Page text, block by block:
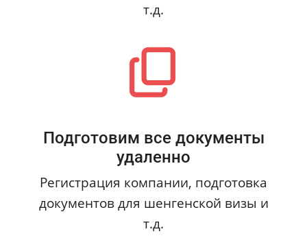
т.д.
Подготовим все документы
удаленно
Регистрация компании, подготовка
документов для шенгенской визы и
т.д.